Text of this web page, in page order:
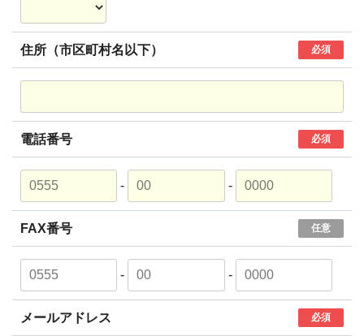
住所（市区町村名以下） 必須
電話番号 必須
- -
FAX番号 任意
- -
メールアドレス 必須